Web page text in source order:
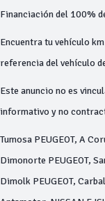
Financiación del 100%
Encuentra tu vehículo
referencia del vehículo
Este anuncio no es
informativo y no
Tumosa PEUGEOT, A
Dimonorte PEUGEOT,
Dimolk PEUGEOT,